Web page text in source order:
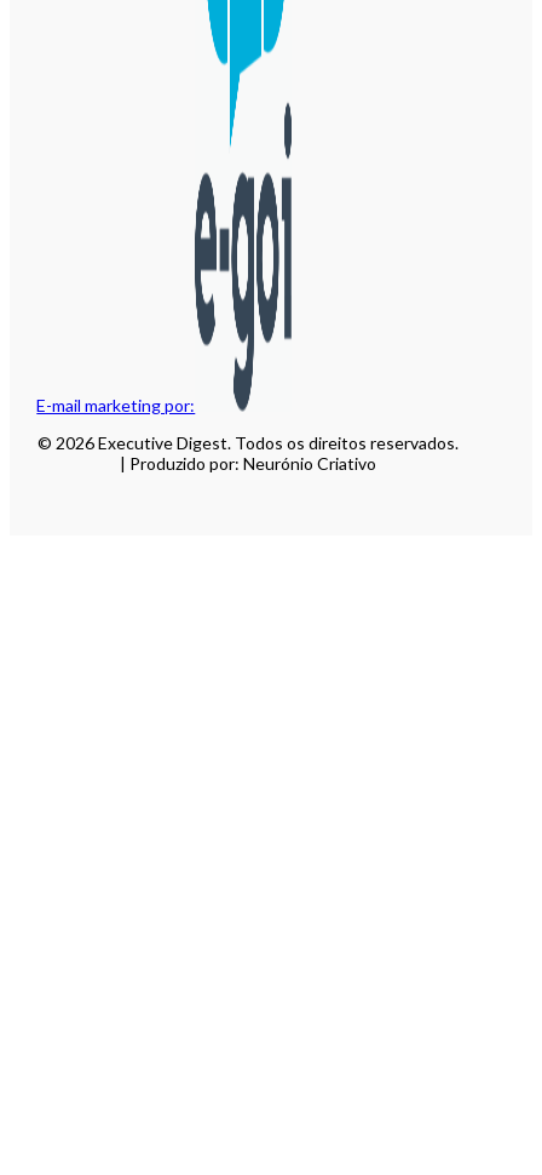
E-mail marketing por:
© 2026 Executive Digest. Todos os direitos reservados.
| Produzido por: Neurónio Criativo